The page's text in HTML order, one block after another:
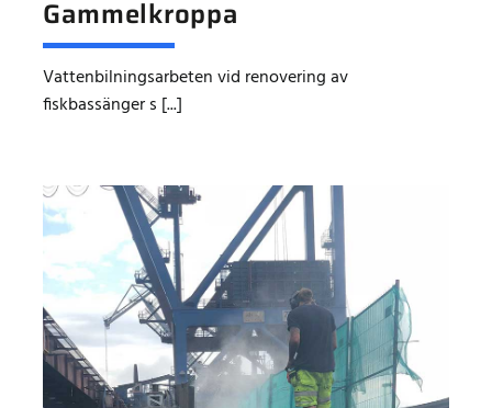
Gammelkroppa
Vattenbilningsarbeten vid renovering av
fiskbassänger s [...]